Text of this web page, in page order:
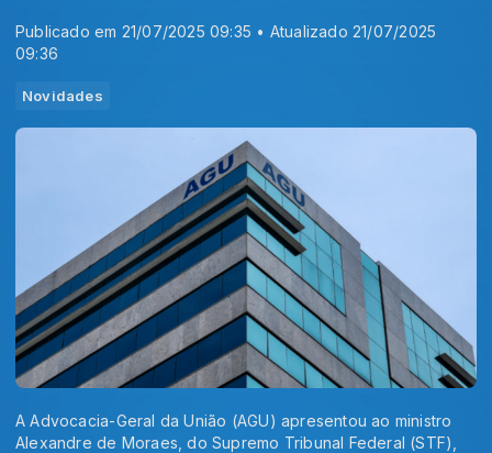
Publicado em 21/07/2025 09:35 • Atualizado 21/07/2025
09:36
Novidades
A Advocacia-Geral da União (AGU) apresentou ao ministro
Alexandre de Moraes, do Supremo Tribunal Federal (STF),